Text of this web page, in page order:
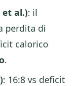
et al.): il
perdita di
calorico
.
: 16:8 vs deficit